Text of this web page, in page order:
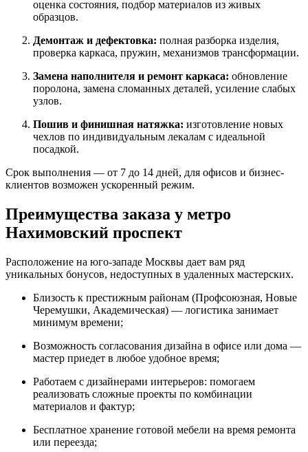
оценка состояния, подбор материалов из живых
образцов.
Демонтаж и дефектовка: полная разборка изделия,
проверка каркаса, пружин, механизмов трансформации.
Замена наполнителя и ремонт каркаса: обновление
поролона, замена сломанных деталей, усиление слабых
узлов.
Пошив и финишная натяжка: изготовление новых
чехлов по индивидуальным лекалам с идеальной
посадкой.
Срок выполнения — от 7 до 14 дней, для офисов и бизнес-
клиентов возможен ускоренный режим.
Преимущества заказа у метро
Нахимовский проспект
Расположение на юго-западе Москвы дает вам ряд
уникальных бонусов, недоступных в удаленных мастерских.
Близость к престижным районам (Профсоюзная, Новые
Черемушки, Академическая) — логистика занимает
минимум времени;
Возможность согласования дизайна в офисе или дома —
мастер приедет в любое удобное время;
Работаем с дизайнерами интерьеров: помогаем
реализовать сложные проекты по комбинации
материалов и фактур;
Бесплатное хранение готовой мебели на время ремонта
или переезда;